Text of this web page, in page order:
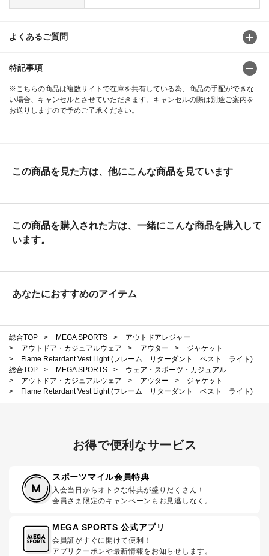
よくあるご質問
特記事項
※こちらの商品は複数サイトで在庫を共有している為、商品の手配ができな
い場合、キャンセルとさせていただきます。キャンセルの際は別途ご案内を
お送りしますので予めご了承ください。
この商品を見た方は、他にこんな商品を見ています
この商品を購入された方は、一緒にこんな商品を購入して
います。
あなたにおすすめのアイテム
総合TOP > MEGA SPORTS >
アウトドアレジャー
>
アウトドア・カジュアルウェア > アウター >
ジャケット
>
Flame Retardant Vest Light (フレーム リターダント ベスト ライト)
総合TOP
> MEGA SPORTS >
ウェア・スポーツ・カジュアル
>
アウトドア・カジュアルウェア > アウター >
ジャケット
>
Flame Retardant Vest Light (フレーム リターダント ベスト ライト)
お得で便利なサービス
スポーツマイル会員特典
入会当日からオトクな特典が盛りだくさん！
会員さま限定のキャンペーンもお見逃しなく。
MEGA SPORTS 公式アプリ
会員証がすぐに開けて便利！
アプリクーポンや最新情報をお知らせします。